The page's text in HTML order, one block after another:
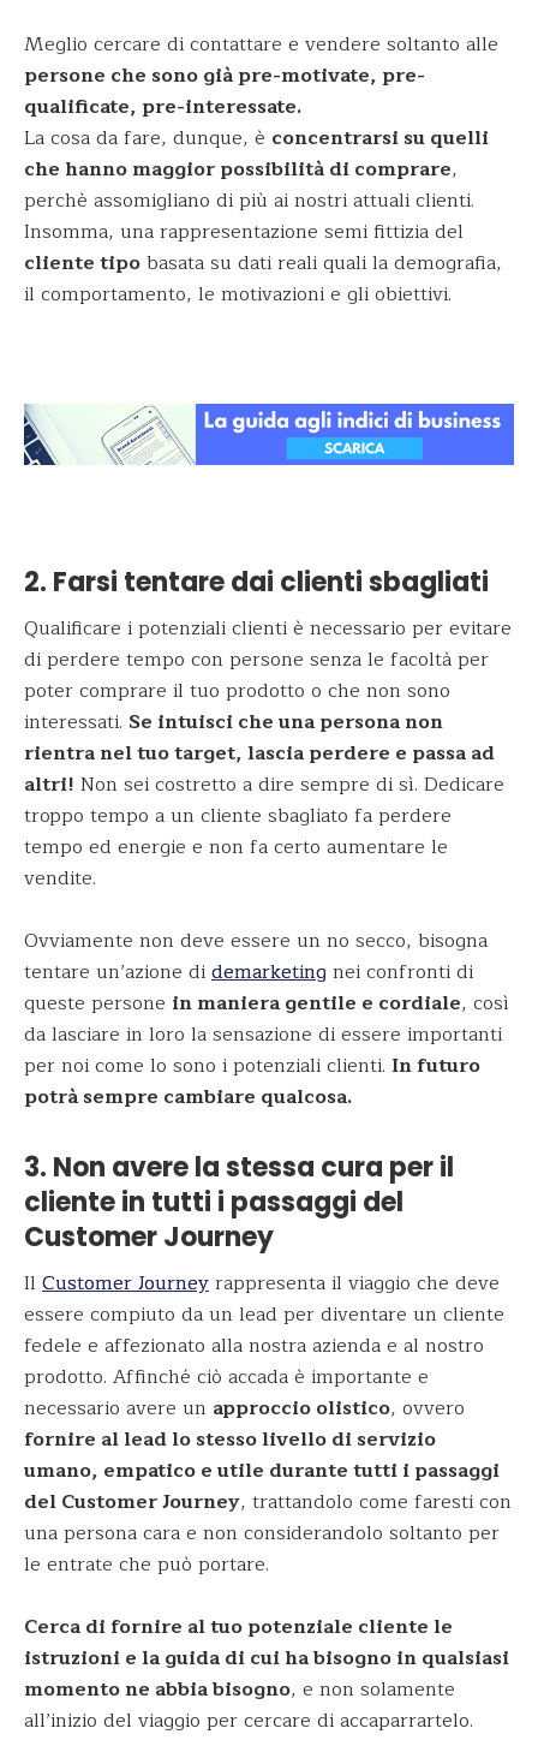
Meglio cercare di contattare e vendere soltanto alle
persone che sono già pre-motivate, pre-
qualificate, pre-interessate.
La cosa da fare, dunque, è concentrarsi su quelli
che hanno maggior possibilità di comprare,
perchè assomigliano di più ai nostri attuali clienti.
Insomma, una rappresentazione semi fittizia del
cliente tipobasata su dati reali quali la demografia,
il comportamento, le motivazioni e gli obiettivi.
2. Farsi tentare dai clienti sbagliati
Qualificare i potenziali clienti è necessario per evitare
di perdere tempo con persone senza le facoltà per
poter comprare il tuo prodotto o che non sono
interessati. Se intuisci che una persona non
rientra nel tuo target, lascia perdere e passa ad
altri! Non sei costretto a dire sempre di sì. Dedicare
troppo tempo a un cliente sbagliato fa perdere
tempo ed energie e non fa certo aumentare le
vendite.
Ovviamente non deve essere un no secco, bisogna
tentare un’azione didemarketing nei confronti di
queste persone in maniera gentile e cordiale, così
da lasciare in loro la sensazione di essere importanti
per noi come lo sono i potenziali clienti. In futuro
potrà sempre cambiare qualcosa.
3. Non avere la stessa cura per il
cliente in tutti i passaggi del
Customer Journey
Il Customer Journeyrappresenta il viaggio che deve
essere compiuto da un lead per diventare un cliente
fedele e affezionato alla nostra azienda e al nostro
prodotto. Affinché ciò accada è importante e
necessario avere un approccio olistico, ovvero
fornire al lead lo stesso livello di servizio
umano, empatico e utile durante tutti i passaggi
del Customer Journey, trattandolo come faresti con
una persona cara e non considerandolo soltanto per
le entrate che può portare.
Cerca di fornire al tuo potenziale cliente le
istruzioni e la guida di cui ha bisogno in qualsiasi
momento ne abbia bisogno, e non solamente
all’inizio del viaggio per cercare di accaparrartelo.